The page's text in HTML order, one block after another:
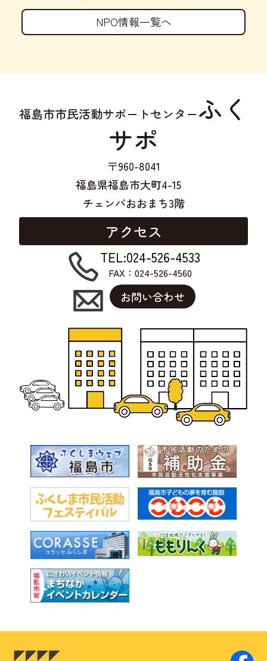
NPO情報一覧へ
福島市市民活動サポートセンターふく
サポ
〒960-8041
福島県福島市大町4-15
チェンバおおまち3階
アクセス
TEL:024-526-4533
FAX：024-526-4560
お問い合わせ